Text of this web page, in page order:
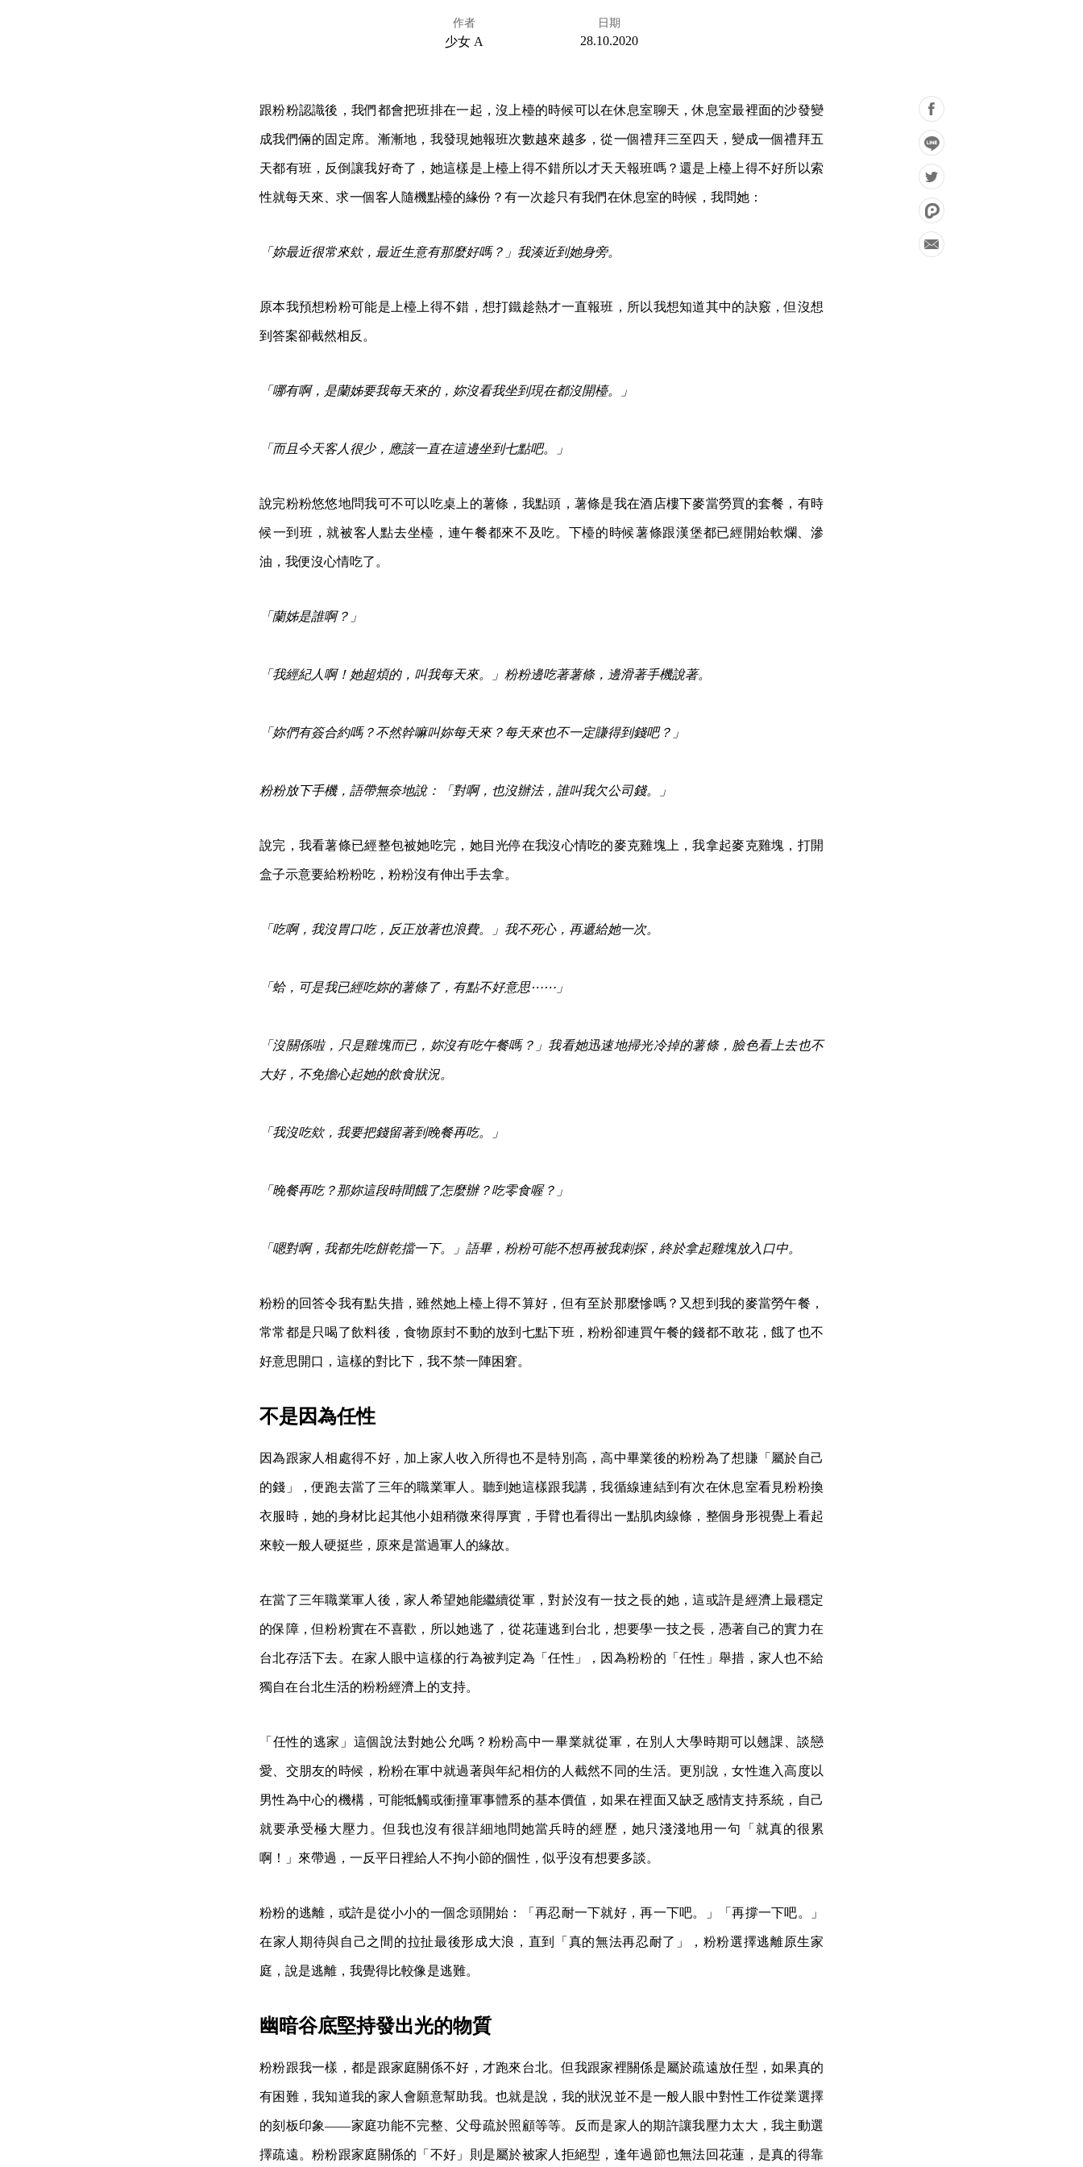
作者
少女 A
日期
28.10.2020
跟粉粉認識後，我們都會把班排在一起，沒上檯的時候可以在休息室聊天，休息室最裡面的沙發變
成我們倆的固定席。漸漸地，我發現她報班次數越來越多，從一個禮拜三至四天，變成一個禮拜五
天都有班，反倒讓我好奇了，她這樣是上檯上得不錯所以才天天報班嗎？還是上檯上得不好所以索
性就每天來、求一個客人隨機點檯的緣份？有一次趁只有我們在休息室的時候，我問她：
「妳最近很常來欸，最近生意有那麼好嗎？」我湊近到她身旁。
原本我預想粉粉可能是上檯上得不錯，想打鐵趁熱才一直報班，所以我想知道其中的訣竅，但沒想
到答案卻截然相反。
「哪有啊，是蘭姊要我每天來的，妳沒看我坐到現在都沒開檯。」
「而且今天客人很少，應該一直在這邊坐到七點吧。」
說完粉粉悠悠地問我可不可以吃桌上的薯條，我點頭，薯條是我在酒店樓下麥當勞買的套餐，有時
候一到班，就被客人點去坐檯，連午餐都來不及吃。下檯的時候薯條跟漢堡都已經開始軟爛、滲
油，我便沒心情吃了。
「蘭姊是誰啊？」
「我經紀人啊！她超煩的，叫我每天來。」粉粉邊吃著薯條，邊滑著手機說著。
「妳們有簽合約嗎？不然幹嘛叫妳每天來？每天來也不一定賺得到錢吧？」
粉粉放下手機，語帶無奈地說：「對啊，也沒辦法，誰叫我欠公司錢。」
說完，我看薯條已經整包被她吃完，她目光停在我沒心情吃的麥克雞塊上，我拿起麥克雞塊，打開
盒子示意要給粉粉吃，粉粉沒有伸出手去拿。
「吃啊，我沒胃口吃，反正放著也浪費。」我不死心，再遞給她一次。
「蛤，可是我已經吃妳的薯條了，有點不好意思⋯⋯」
「沒關係啦，只是雞塊而已，妳沒有吃午餐嗎？」我看她迅速地掃光冷掉的薯條，臉色看上去也不
大好，不免擔心起她的飲食狀況。
「我沒吃欸，我要把錢留著到晚餐再吃。」
「晚餐再吃？那妳這段時間餓了怎麼辦？吃零食喔？」
「嗯對啊，我都先吃餅乾擋一下。」語畢，粉粉可能不想再被我刺探，終於拿起雞塊放入口中。
粉粉的回答令我有點失措，雖然她上檯上得不算好，但有至於那麼慘嗎？又想到我的麥當勞午餐，
常常都是只喝了飲料後，食物原封不動的放到七點下班，粉粉卻連買午餐的錢都不敢花，餓了也不
好意思開口，這樣的對比下，我不禁一陣困窘。
不是因為任性
因為跟家人相處得不好，加上家人收入所得也不是特別高，高中畢業後的粉粉為了想賺「屬於自己
的錢」，便跑去當了三年的職業軍人。聽到她這樣跟我講，我循線連結到有次在休息室看見粉粉換
衣服時，她的身材比起其他小姐稍微來得厚實，手臂也看得出一點肌肉線條，整個身形視覺上看起
來較一般人硬挺些，原來是當過軍人的緣故。
在當了三年職業軍人後，家人希望她能繼續從軍，對於沒有一技之長的她，這或許是經濟上最穩定
的保障，但粉粉實在不喜歡，所以她逃了，從花蓮逃到台北，想要學一技之長，憑著自己的實力在
台北存活下去。在家人眼中這樣的行為被判定為「任性」，因為粉粉的「任性」舉措，家人也不給
獨自在台北生活的粉粉經濟上的支持。
「任性的逃家」這個說法對她公允嗎？粉粉高中一畢業就從軍，在別人大學時期可以翹課、談戀
愛、交朋友的時候，粉粉在軍中就過著與年紀相仿的人截然不同的生活。更別說，女性進入高度以
男性為中心的機構，可能牴觸或衝撞軍事體系的基本價值，如果在裡面又缺乏感情支持系統，自己
就要承受極大壓力。但我也沒有很詳細地問她當兵時的經歷，她只淺淺地用一句「就真的很累
啊！」來帶過，一反平日裡給人不拘小節的個性，似乎沒有想要多談。
粉粉的逃離，或許是從小小的一個念頭開始：「再忍耐一下就好，再一下吧。」「再撐一下吧。」
在家人期待與自己之間的拉扯最後形成大浪，直到「真的無法再忍耐了」，粉粉選擇逃離原生家
庭，說是逃離，我覺得比較像是逃難。
幽暗谷底堅持發出光的物質
粉粉跟我一樣，都是跟家庭關係不好，才跑來台北。但我跟家裡關係是屬於疏遠放任型，如果真的
有困難，我知道我的家人會願意幫助我。也就是說，我的狀況並不是一般人眼中對性工作從業選擇
的刻板印象——家庭功能不完整、父母疏於照顧等等。反而是家人的期許讓我壓力太大，我主動選
擇疏遠。粉粉跟家庭關係的「不好」則是屬於被家人拒絕型，逢年過節也無法回花蓮，是真的得靠